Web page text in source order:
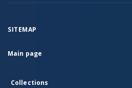
SITEMAP
Main page
Collections